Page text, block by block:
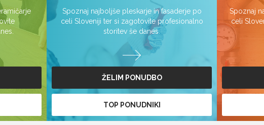
Spoznaj najboljše pleskarje in fasaderje po
celi Sloveniji ter si zagotovite profesionalno
storitev še danes.
ŽELIM PONUDBO
TOP PONUDNIKI
Spoznaj
celi